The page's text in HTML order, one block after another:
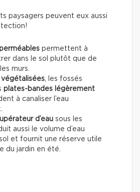
paysagers peuvent eux aussi
permettent à
dans le sol plutôt que de
murs.
, les fossés
plates-bandes légèrement
à canaliser l’eau
d’eau sous les
aussi le volume d’eau
et fournit une réserve utile
du jardin en été.